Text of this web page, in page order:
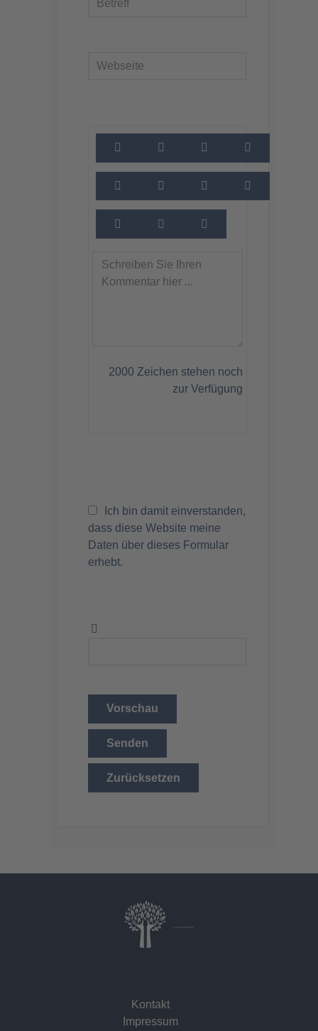
2000 Zeichen stehen noch
zur Verfügung
Ich bin damit einverstanden,
dass diese Website meine
Daten über dieses Formular
erhebt.
Vorschau
Senden
Zurücksetzen
Dr. Christina Baum
Kontakt
Impressum